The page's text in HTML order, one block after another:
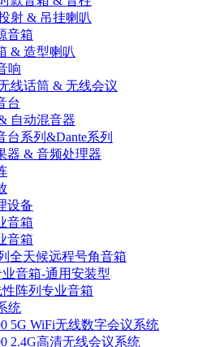
射 & 吊挂喇叭
音箱
& 造型喇叭
响
线话筒 & 无线会议
台
自动混音器
台系列&Dante系列
器 & 音频处理器
设备
音箱
音箱
全天候远程号角音箱
音箱-通用安装型
阵列专业音箱
统
5G WiFi无线数字会议系统
2.4G高清无线会议系统